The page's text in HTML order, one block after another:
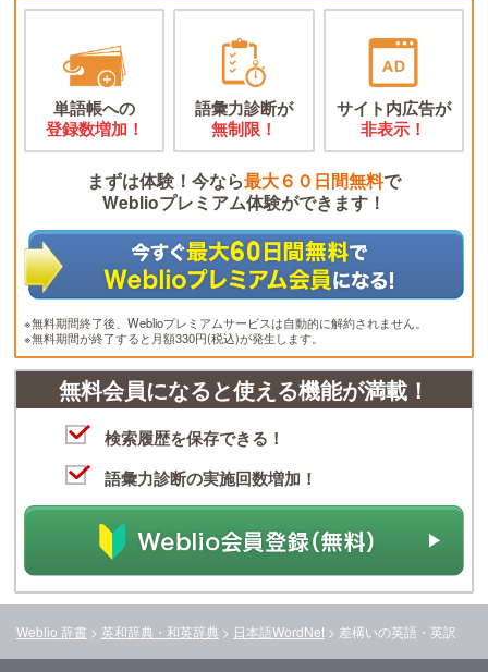
単語帳への
登録数増加！
語彙力診断が
無制限！
サイト内広告が
非表示！
まずは体験！今なら最大６０日間無料で
Weblioプレミアム体験ができます！
※無料期間終了後、Weblioプレミアムサービスは自動的に解約されません。
※無料期間が終了すると月額330円(税込)が発生します。
無料会員になると使える機能が満載！
検索履歴を保存できる！
語彙力診断の実施回数増加！
Weblio 辞書 > 英和辞典・和英辞典 > 日本語WordNet > 差構いの英語・英訳